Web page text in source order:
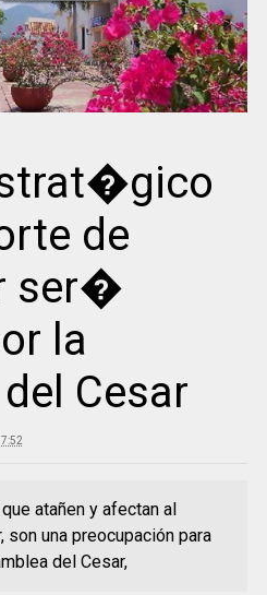
de
ser�
la
Cesar
atañen y afectan al
son una preocupación para
del Cesar,